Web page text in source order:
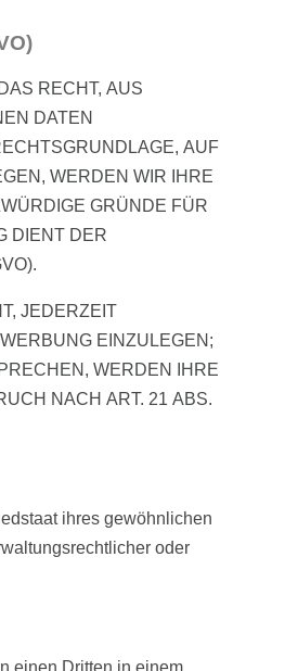
RECHT, AUS
DATEN
AUF
WERDEN WIR IHRE
GRÜNDE FÜR
DIENT DER
JEDERZEIT
EINZULEGEN;
WERDEN IHRE
NACH ART. 21 ABS.
ihres gewöhnlichen
oder